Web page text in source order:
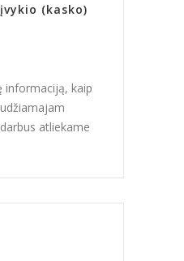
(kasko)
informaciją, kaip
atliekame